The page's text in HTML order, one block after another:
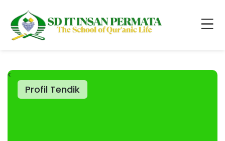
Profil Tendik
<